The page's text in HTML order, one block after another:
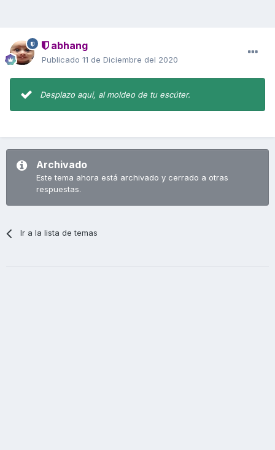
abhang
Publicado 11 de Diciembre del 2020
Desplazo aqui, al moldeo de tu escúter.
Archivado
Este tema ahora está archivado y cerrado a otras
respuestas.
Ir a la lista de temas